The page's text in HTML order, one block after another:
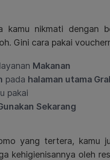
kamu nikmati dengan
Gini cara pakai
Makanan
pada halaman utama
pakai
Sekarang
yang tertera, kamu
kehigienisannya oleh